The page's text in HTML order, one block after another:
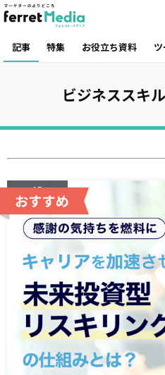
記事 特集 お役立ち資料
ビジネススキル
AD